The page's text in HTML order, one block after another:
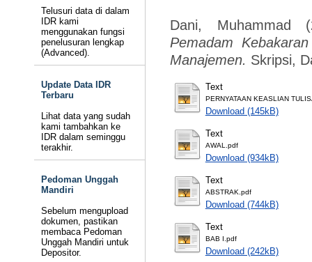
Telusuri data di dalam
IDR kami
menggunakan fungsi
penelusuran lengkap
(Advanced).
Update Data IDR
Terbaru
Lihat data yang sudah
kami tambahkan ke
IDR dalam seminggu
terakhir.
Pedoman Unggah
Mandiri
Sebelum mengupload
dokumen, pastikan
membaca Pedoman
Unggah Mandiri untuk
Depositor.
Dani, Muhammad
Pemadam
Manajemen. Skripsi,
Text
PERNYATAAN KEASLIAN
Download (145kB)
Text
AWAL.pdf
Download (934kB)
Text
ABSTRAK.pdf
Download (744kB)
Text
BAB I.pdf
Download (242kB)